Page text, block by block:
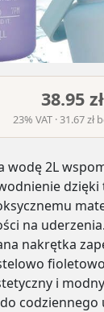
38.95 zł
23% VAT · 31.67 zł
wodę 2L
dzięki
na
nakrętka
i
do codziennego